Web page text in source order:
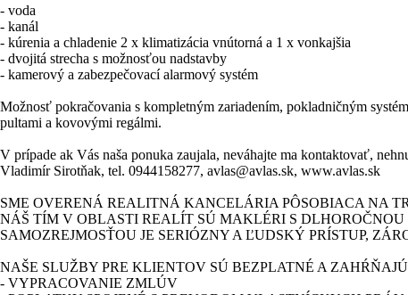
- voda
- kanál
- kúrenia a chladenie 2 x klimatizácia vnútorná a 1 x vonkajšia
- dvojitá strecha s možnosťou nadstavby
- kamerový a zabezpečovací alarmový systém
Možnosť pokračovania s kompletným zariadením, pokladničným
pultami a kovovými regálmi.
V prípade ak Vás naša ponuka zaujala, neváhajte ma kontaktovať,
Vladimír Sirotňak, tel. 0944158277, avlas@avlas.sk, www.avlas.sk
SME OVERENÁ REALITNÁ KANCELÁRIA PÔSOBIACA NA
NÁŠ TÍM V OBLASTI REALÍT SÚ MAKLÉRI S DLHOROČNOU
SAMOZREJMOSŤOU JE SERIÓZNY A ĽUDSKÝ PRÍSTUP,
NAŠE SLUŽBY PRE KLIENTOV SÚ BEZPLATNÉ A
- VYPRACOVANIE ZMLÚV